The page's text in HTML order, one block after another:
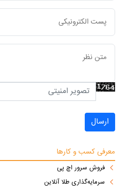
ارسال
معرفی کسب و کارها
فروش سرور اچ پی
سرمایه‌گذاری طلا آنلاین